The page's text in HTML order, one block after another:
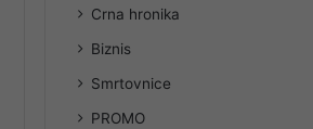
Crna hronika
Biznis
Smrtovnice
PROMO